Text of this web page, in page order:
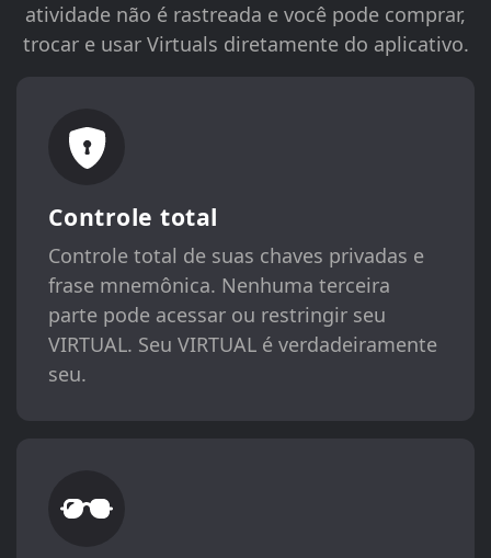
atividade não é rastreada e você pode comprar,
trocar e usar Virtuals diretamente do aplicativo.
Controle total
Controle total de suas chaves privadas e
frase mnemônica. Nenhuma terceira
parte pode acessar ou restringir seu
VIRTUAL. Seu VIRTUAL é verdadeiramente
seu.